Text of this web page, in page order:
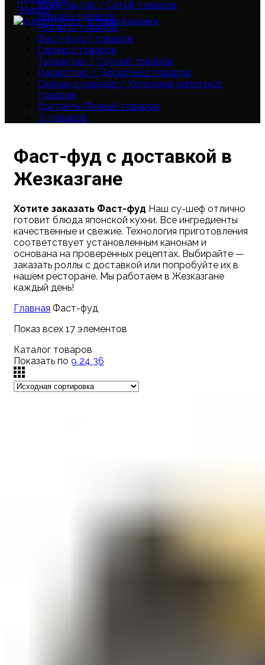
0товар Корзина
Жиынтықтар / Сеты8 товаров
Пицца15 товаров
Роллы32 товаров
Фаст-фуд17 товаров
Гарнир2 товаров
Тұздықтар / Соусы8 товаров
Десерттер / Десерты12 товаров
Салқын сусындар / Холодные напитки21
товаров
Коктейль/Фреш6 товаров
`0 товаров
Фаст-фуд с доставкой в
Жезказгане
Хотите заказать Фаст-фуд Наш су-шеф отлично
готовит блюда японской кухни. Все ингредиенты
качественные и свежие. Технология приготовления
соответствует установленным канонам и
основана на проверенных рецептах. Выбирайте —
заказать роллы с доставкой или попробуйте их в
нашем ресторане. Мы работаем в Жезказгане
каждый день!
Главная Фаст-фуд
Показ всех 17 элементов
Каталог товаров
Показать по 9 24 36